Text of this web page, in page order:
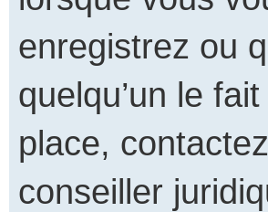
enregistrez ou
quelqu’un le
place,
conseiller